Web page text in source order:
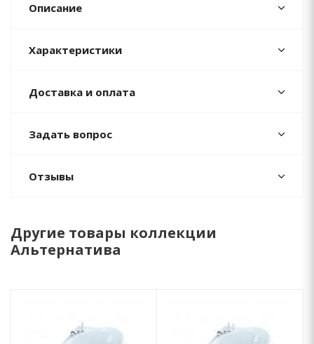
Описание
Характеристики
Доставка и оплата
Задать вопрос
Отзывы
Другие товары коллекции
Альтернатива